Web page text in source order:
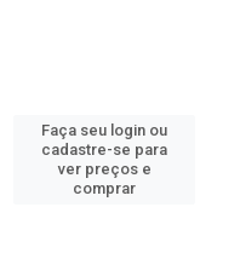
Faça seu login ou
cadastre-se para
ver preços e
comprar